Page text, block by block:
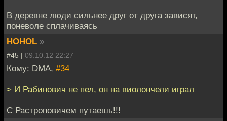
В деревне люди сильнее друг от друга зависят,
поневоле сплачиваясь
HOHOL »
#45 | 09.10.12 22:27
Кому: DMA, #34
> И Рабинович не пел, он на виолончели играл
С Растроповичем путаешь!!!